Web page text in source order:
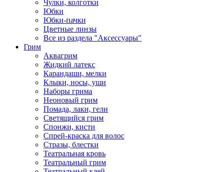
Чулки, колготки
Юбки
Юбки-пачки
Цветные линзы
Все из раздела "Аксессуары"
Грим
Аквагрим
Жидкий латекс
Карандаши, мелки
Клыки, носы, уши
Наборы грима
Неоновый грим
Помада, лаки, гели
Светящийся грим
Спонжи, кисти
Спрей-краска для волос
Стразы, блестки
Театральная кровь
Театральный грим